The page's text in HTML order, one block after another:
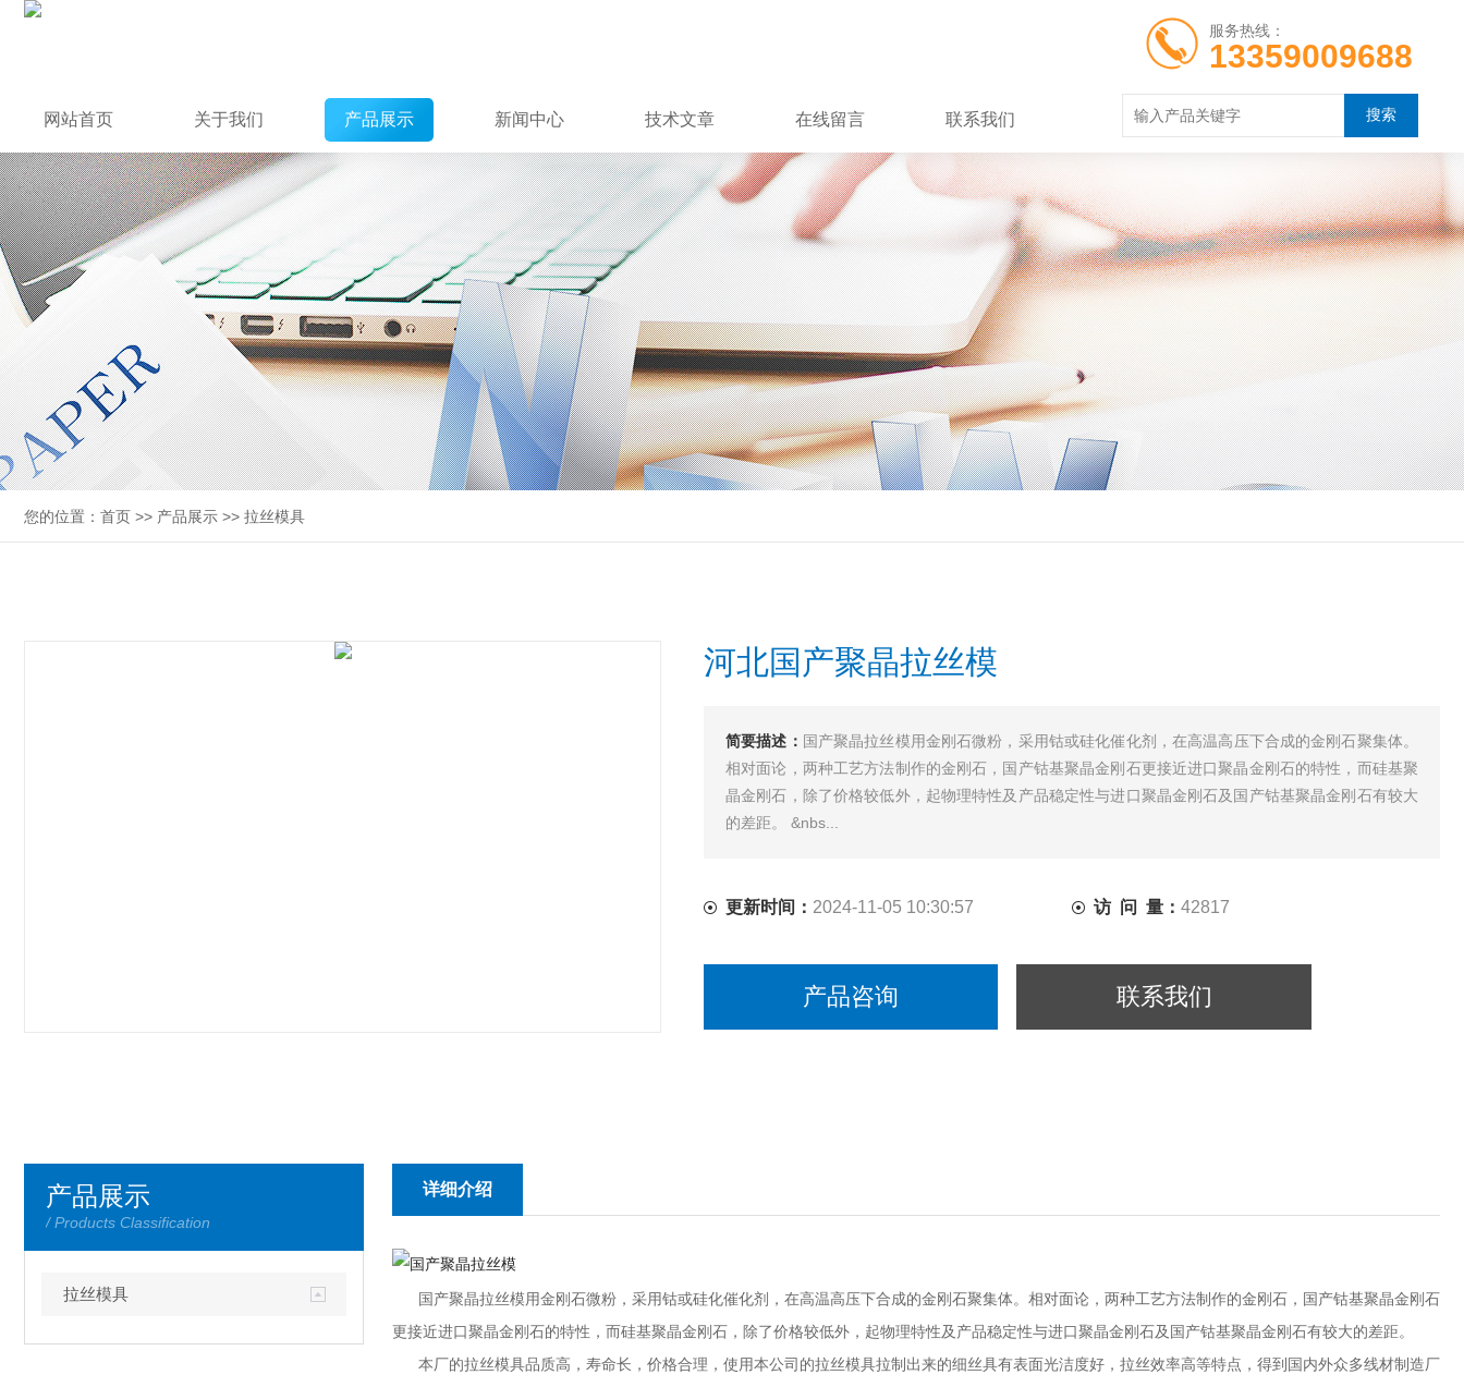
服务热线：
13359009688
网站首页 关于我们 产品展示 新闻中心 技术文章 在线留言 联系我们
您的位置： 首页 >> 产品展示 >> 拉丝模具
河北国产聚晶拉丝模
简要描述： 国产聚晶拉丝模用金刚石微粉，采用钴或硅化催化剂，在高温高压下合成的金刚石聚集体。
相对面论，两种工艺方法制作的金刚石，国产钴基聚晶金刚石更接近进口聚晶金刚石的特性，而硅基聚
晶金刚石，除了价格较低外，起物理特性及产品稳定性与进口聚晶金刚石及国产钴基聚晶金刚石有较大
的差距。 &nbs...
更新时间： 2024-11-05 10:30:57 访 问 量： 42817
产品咨询 联系我们
产品展示
/ Products Classification
拉丝模具
详细介绍
国产聚晶拉丝模用金刚石微粉，采用钴或硅化催化剂，在高温高压下合成的金刚石聚集体。相对面论，两种工艺方法制作的金刚石，国产钴基聚晶金刚石
更接近进口聚晶金刚石的特性，而硅基聚晶金刚石，除了价格较低外，起物理特性及产品稳定性与进口聚晶金刚石及国产钴基聚晶金刚石有较大的差距。
本厂的拉丝模具品质高，寿命长，价格合理，使用本公司的拉丝模具拉制出来的细丝具有表面光洁度好，拉丝效率高等特点，得到国内外众多线材制造厂